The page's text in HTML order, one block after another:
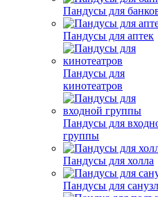
Пандусы для
Пандусы для аптек
Пандусы для
кинотеатров
Пандусы для
группы
Пандусы для холла
Пандусы для